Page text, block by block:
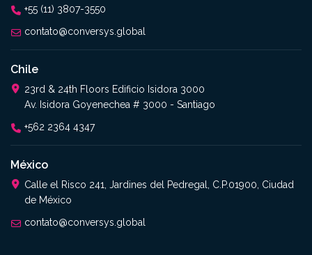
+55 (11) 3807-3550
contato@conversys.global
Chile
23rd & 24th Floors Edificio Isidora 3000
Av. Isidora Goyenechea # 3000 - Santiago
+562 2364 4347​
México
Calle el Risco 241, Jardines del Pedregal, C.P.01900, Ciudad
de México
contato@conversys.global